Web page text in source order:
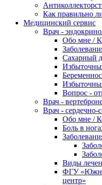
Как правильно
Медицинский сервис
Врач -
Обо мне /
Сахарный
Вопрос -
Врач -
Врач - сердечно-
Обо мне /
Боль в
Виды
ФГУ
центр»